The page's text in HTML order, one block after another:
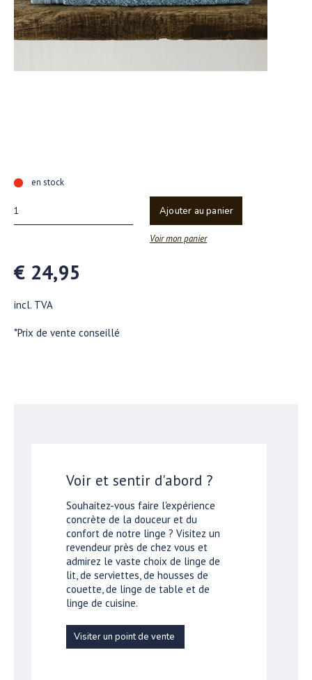
en stock
Ajouter au panier
Voir mon panier
€ 24,95
incl. TVA
*Prix de vente conseillé
Voir et sentir d'abord ?
Souhaitez-vous faire l'expérience
concrète de la douceur et du
confort de notre linge ? Visitez un
revendeur près de chez vous et
admirez le vaste choix de linge de
lit, de serviettes, de housses de
couette, de linge de table et de
linge de cuisine.
Visiter un point de vente